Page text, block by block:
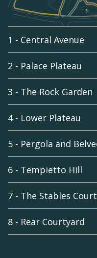
1 - Central Avenue
2 - Palace Plateau
3 - The Rock Garden
4 - Lower Plateau
5 - Pergola and
6 - Tempietto Hill
7 - The Stables
8 - Rear Courtyard